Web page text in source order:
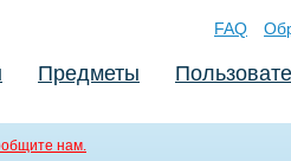
FAQ
Предметы
нам.